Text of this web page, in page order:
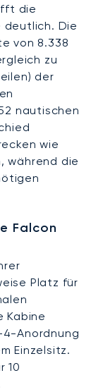
die
deutlich. Die
von 8.338
zu
der
nautischen
wie
während die
Falcon
Platz für
Kabine
Anordnung
Einzelsitz.
10